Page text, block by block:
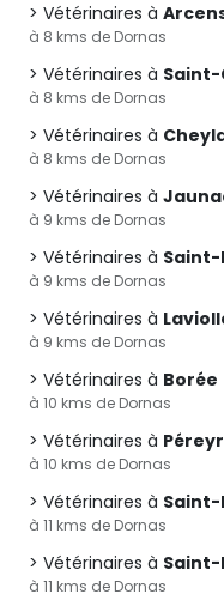
Vétérinaires à
à 8 kms de Dornas
Vétérinaires à
à 8 kms de Dornas
Vétérinaires à
à 8 kms de Dornas
Vétérinaires à
à 9 kms de Dornas
Vétérinaires à
à 9 kms de Dornas
Vétérinaires à
à 9 kms de Dornas
Vétérinaires à Borée
à 10 kms de Dornas
Vétérinaires à
à 10 kms de Dornas
Vétérinaires à
à 11 kms de Dornas
Vétérinaires à
à 11 kms de Dornas